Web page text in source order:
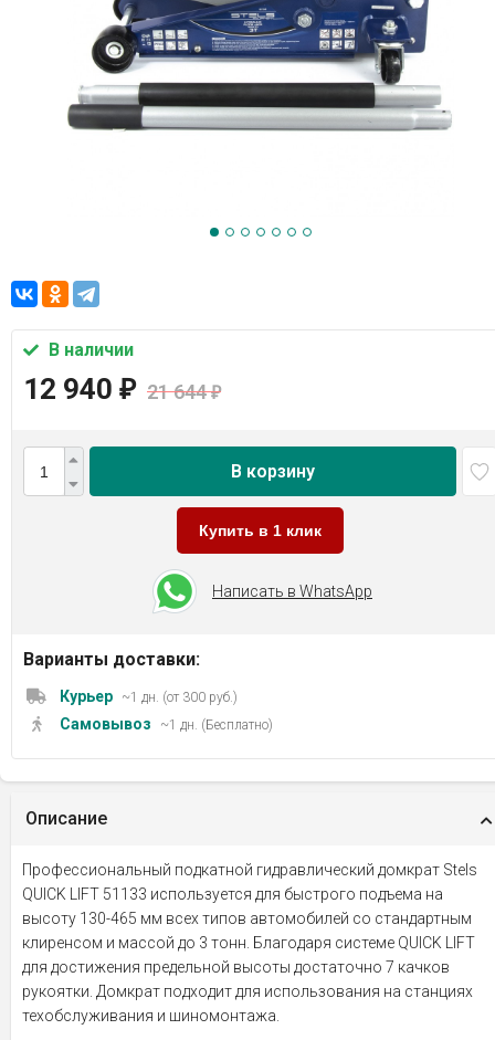
В наличии
12 940 ₽ 21 644₽
В корзину
Купить в 1 клик
Написать в WhatsApp
Варианты доставки:
Курьер ~1 дн. (от 300 руб.)
Самовывоз ~1 дн. (Бесплатно)
Описание
Профессиональный подкатной гидравлический домкрат Stels
QUICK LIFT 51133 используется для быстрого подъема на
высоту 130-465 мм всех типов автомобилей со стандартным
клиренсом и массой до 3 тонн. Благодаря системе QUICK LIFT
для достижения предельной высоты достаточно 7 качков
рукоятки. Домкрат подходит для использования на станциях
техобслуживания и шиномонтажа.